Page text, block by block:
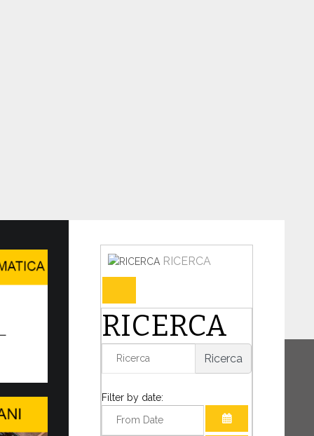
tra Governatorato, …
SANITARIA AI CONSACRATI E AI
valore etico e sociale, finalizzato allo
e attuazione di una soluzione
RICERCA
RICERCA
Ricerca
Filter by date: